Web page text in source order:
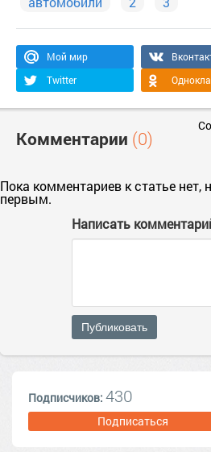
Мой мир
Twitter
Комментарии (0)
Пока комментариев к статье нет,
первым.
Написать
Публиковать
Подписчиков: 430
Подписаться